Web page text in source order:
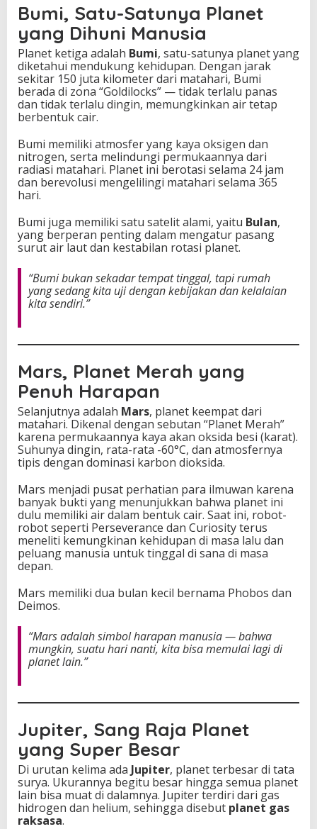
Bumi, Satu-Satunya Planet
yang Dihuni Manusia
Planet ketiga adalah Bumi, satu-satunya planet yang
diketahui mendukung kehidupan. Dengan jarak
sekitar 150 juta kilometer dari matahari, Bumi
berada di zona “Goldilocks” — tidak terlalu panas
dan tidak terlalu dingin, memungkinkan air tetap
berbentuk cair.
Bumi memiliki atmosfer yang kaya oksigen dan
nitrogen, serta melindungi permukaannya dari
radiasi matahari. Planet ini berotasi selama 24 jam
dan berevolusi mengelilingi matahari selama 365
hari.
Bumi juga memiliki satu satelit alami, yaitu Bulan,
yang berperan penting dalam mengatur pasang
surut air laut dan kestabilan rotasi planet.
“Bumi bukan sekadar tempat tinggal, tapi rumah
yang sedang kita uji dengan kebijakan dan kelalaian
kita sendiri.”
Mars, Planet Merah yang
Penuh Harapan
Selanjutnya adalah Mars, planet keempat dari
matahari. Dikenal dengan sebutan “Planet Merah”
karena permukaannya kaya akan oksida besi (karat).
Suhunya dingin, rata-rata -60°C, dan atmosfernya
tipis dengan dominasi karbon dioksida.
Mars menjadi pusat perhatian para ilmuwan karena
banyak bukti yang menunjukkan bahwa planet ini
dulu memiliki air dalam bentuk cair. Saat ini, robot-
robot seperti Perseverance dan Curiosity terus
meneliti kemungkinan kehidupan di masa lalu dan
peluang manusia untuk tinggal di sana di masa
depan.
Mars memiliki dua bulan kecil bernama Phobos dan
Deimos.
“Mars adalah simbol harapan manusia — bahwa
mungkin, suatu hari nanti, kita bisa memulai lagi di
planet lain.”
Jupiter, Sang Raja Planet
yang Super Besar
Di urutan kelima ada Jupiter, planet terbesar di tata
surya. Ukurannya begitu besar hingga semua planet
lain bisa muat di dalamnya. Jupiter terdiri dari gas
hidrogen dan helium, sehingga disebut planet gas
raksasa.